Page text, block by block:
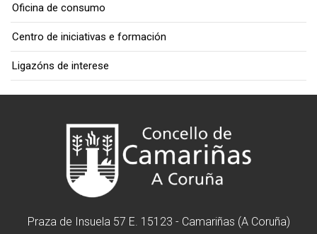
Oficina de consumo
Centro de iniciativas e formación
Ligazóns de interese
Praza de Insuela 57 E. 15123 - Camariñas (A Coruña)